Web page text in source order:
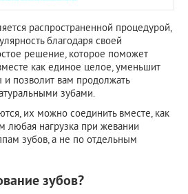
распространенной процедурой,
благодаря своей
решение, которое поможет
как единое целое, уменьшит
и позволит вам продолжать
зубами.
их можно соединить вместе, как
любая нагрузка при жевании
зубов, а не по отдельным
зубов?